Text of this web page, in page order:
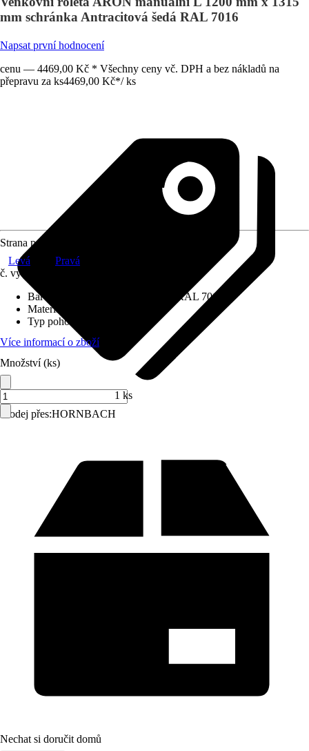
mm schránka Antracitová šedá RAL 7016
Napsat první hodnocení
cenu — 4469,00 Kč * Všechny ceny vč. DPH a bez nákladů na
přepravu za ks4469,00 Kč*/ ks
Prodej přes:HORNBACH
Strana pohonu
Levá
Pravá
č. výrobku
Barva schránky
Antracitová šedá RAL 7016
Materiál závěsu
Typ pohonu
Více informací o zboží
Množství (ks)
1 ks
Nechat si doručit domů